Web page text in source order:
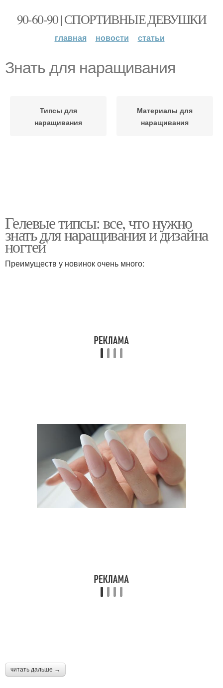
90-60-90 | СПОРТИВНЫЕ ДЕВУШКИ
главная новости статьи
Знать для наращивания
Типсы для
наращивания
Материалы для
наращивания
Гелевые типсы: все, что нужно
знать для наращивания и дизайна
ногтей
Преимуществ у новинок очень много:
читать дальше →